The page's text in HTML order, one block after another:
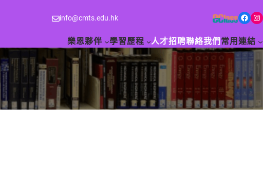
info@cmts.edu.hk Facebook Instagram
樂恩夥伴 學習歷程 人才招聘聯絡我們 常用連結